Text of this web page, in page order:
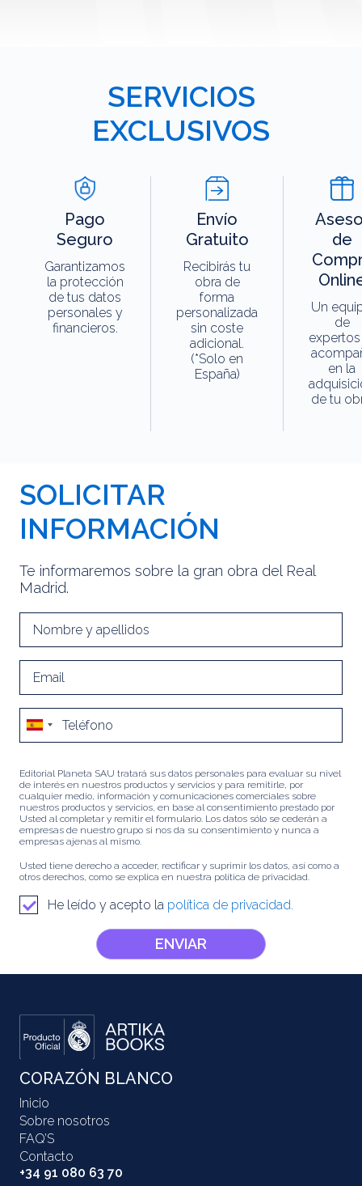
SERVICIOS
EXCLUSIVOS
Pago
Seguro
Garantizamos
la protección
de tus datos
personales y
financieros.
Envío
Gratuito
Recibirás tu
obra de
forma
personalizada
sin coste
adicional.
(*Solo en
España)
de
Un
de
en la
de tu
SOLICITAR
INFORMACIÓN
Te informaremos sobre la gran obra del Real
Madrid.
Editorial Planeta SAU tratará sus datos personales para evaluar su nivel
de interés en nuestros productos y servicios y para remitirle, por
cualquier medio, información y comunicaciones comerciales sobre
nuestros productos y servicios, en base al consentimiento prestado por
Usted al completar y remitir el formulario. Los datos sólo se cederán a
empresas de nuestro grupo si nos da su consentimiento y nunca a
empresas ajenas al mismo.
Usted tiene derecho a acceder, rectificar y suprimir los datos, así como a
otros derechos, como se explica en nuestra política de privacidad.
He leído y acepto la política de privacidad.
ENVIAR
CORAZÓN BLANCO
Inicio
Sobre nosotros
FAQ’S
Contacto
+34 91 080 63 70